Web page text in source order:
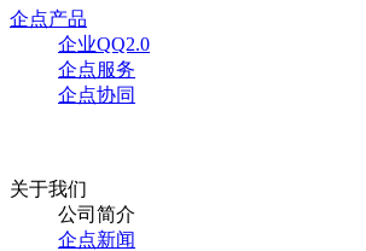
企点产品
企业QQ2.0
企点服务
企点协同
关于我们
公司简介
企点新闻